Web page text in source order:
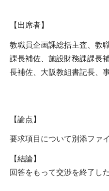
【出席者】
教職員企画課総括主査、教
課長補佐、施設財務課課長
長補佐、大阪教組書記長、
【論点】
要求項目について別添ファ
【結論】
回答をもって交渉を終了した